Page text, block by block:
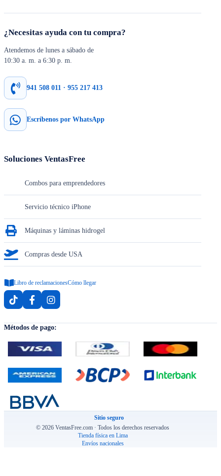
¿Necesitas ayuda con tu compra?
Atendemos de lunes a sábado de
10:30 a. m. a 6:30 p. m.
941 508 011 · 955 217 413
Escríbenos por WhatsApp
Soluciones VentasFree
Combos para emprendedores
Servicio técnico iPhone
Máquinas y láminas hidrogel
Compras desde USA
Libro de reclamacionesCómo llegar
Métodos de pago:
Sitio seguro
© 2026 VentasFree.com · Todos los derechos reservados
Tienda física en Lima
Envíos nacionales